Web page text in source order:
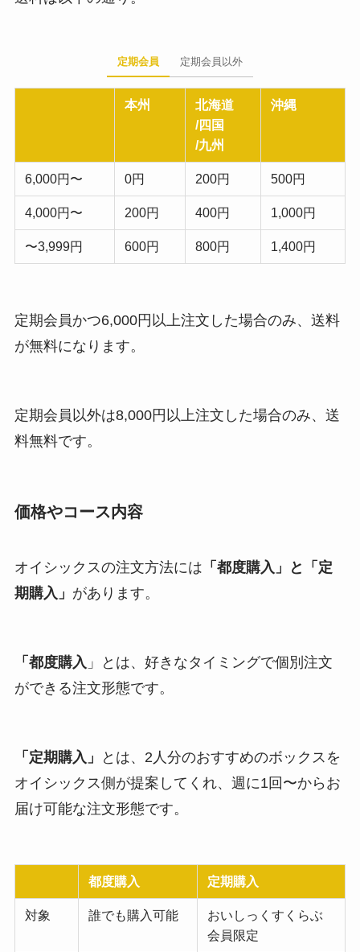
定期会員 定期会員以外
本州
北海道
/四国
/九州
沖縄
6,000円〜 0円 200円 500円
4,000円〜 200円 400円 1,000円
〜3,999円 600円 800円 1,400円
定期会員かつ6,000円以上注文した場合のみ、送料
が無料になります。
定期会員以外は8,000円以上注文した場合のみ、送
料無料です。
価格やコース内容
オイシックスの注文方法には 「都度購入」と「定
期購入」 があります。
「都度購入 」とは、好きなタイミングで個別注文
ができる注文形態です。
「定期購入」
とは、2人分のおすすめのボックスを
オイシックス側が提案してくれ、週に1回〜からお
届け可能な注文形態です。
都度購入 定期購入
対象 誰でも購入可能
おいしっくすくらぶ
会員限定